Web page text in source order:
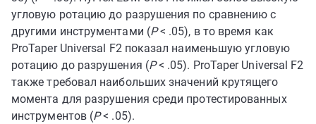
угловую ротацию до разрушения по сравнению с
другими инструментами (P< .05), в то время как
ProTaper Universal F2 показал наименьшую угловую
ротацию до разрушения (P< .05). ProTaper Universal F2
также требовал наибольших значений крутящего
момента для разрушения среди протестированных
инструментов (P< .05).